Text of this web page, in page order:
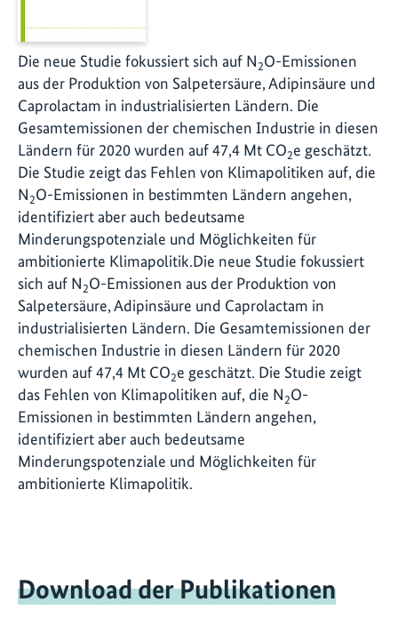
Die neue Studie fokussiert sich auf N2O-Emissionen
aus der Produktion von Salpetersäure, Adipinsäure und
Caprolactam in industrialisierten Ländern. Die
Gesamtemissionen der chemischen Industrie in diesen
Ländern für 2020 wurden auf 47,4 Mt CO2e geschätzt.
Die Studie zeigt das Fehlen von Klimapolitiken auf, die
N2O-Emissionen in bestimmten Ländern angehen,
identifiziert aber auch bedeutsame
Minderungspotenziale und Möglichkeiten für
ambitionierte Klimapolitik.Die neue Studie fokussiert
sich auf N2O-Emissionen aus der Produktion von
Salpetersäure, Adipinsäure und Caprolactam in
industrialisierten Ländern. Die Gesamtemissionen der
chemischen Industrie in diesen Ländern für 2020
wurden auf 47,4 Mt CO2e geschätzt. Die Studie zeigt
das Fehlen von Klimapolitiken auf, die N2O-
Emissionen in bestimmten Ländern angehen,
identifiziert aber auch bedeutsame
Minderungspotenziale und Möglichkeiten für
ambitionierte Klimapolitik.
Download der Publikationen